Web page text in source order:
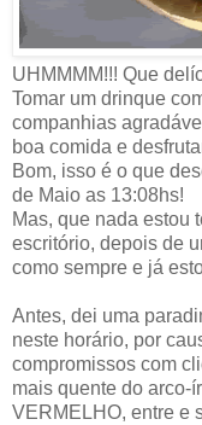
UHMMMM!!! Que
Tomar um drinque
companhias
boa comida e
Bom, isso é o que
de Maio as 13:08hs!
Mas, que nada estou
escritório, depois de
como sempre e já
Antes, dei uma
neste horário, por
compromissos com
mais quente do arco-
VERMELHO, entre e